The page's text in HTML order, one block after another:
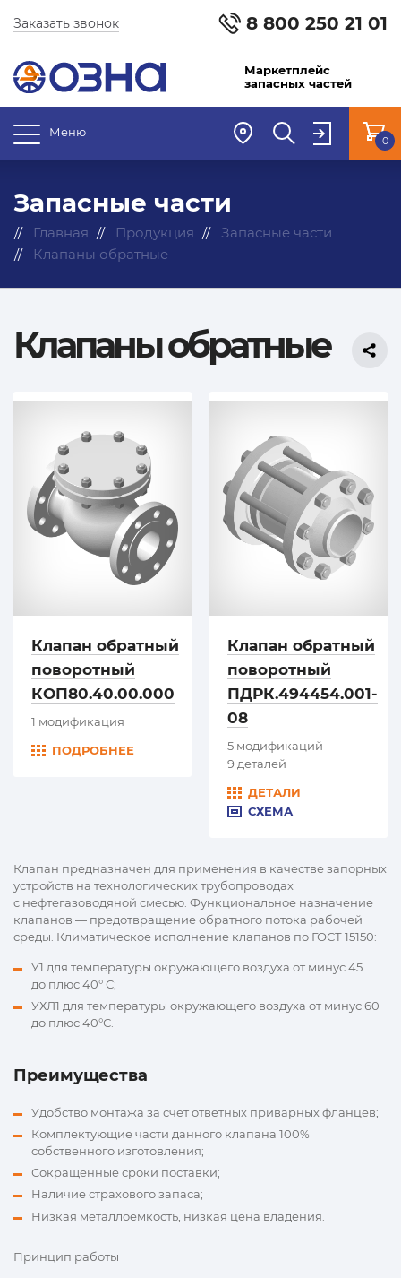
8 800 250 21 01
Заказать звонок
Маркетплейс
запасных частей
Меню
0
Запасные части
Главная Продукция
Запасные части
Клапаны обратные
Клапаны обратные
Клапан обратный
поворотный
КОП80.40.00.000
1 модификация
ПОДРОБНЕЕ
Клапан обратный
поворотный
ПДРК.494454.001-
08
5 модификаций
9 деталей
ДЕТАЛИ
СХЕМА
Клапан предназначен для применения в качестве запорных
устройств на технологических трубопроводах
c нефтегазоводяной смесью. Функциональное назначение
клапанов — предотвращение обратного потока рабочей
среды. Климатическое исполнение клапанов по ГОСТ 15150:
У1 для температуры окружающего воздуха от минус 45
до плюс 40° С;
УХЛ1 для температуры окружающего воздуха от минус 60
до плюс 40°С.
Преимущества
Удобство монтажа за счет ответных приварных фланцев;
Комплектующие части данного клапана 100%
собственного изготовления;
Сокращенные сроки поставки;
Наличие страхового запаса;
Низкая металлоемкость, низкая цена владения.
Принцип работы